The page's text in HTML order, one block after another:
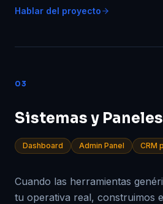
Hablar del proyecto
03
Sistemas y
Dashboard Admin Panel CRM
Cuando las herramientas
tu operativa real, construimos